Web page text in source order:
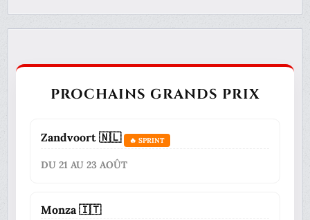
PROCHAINS GRANDS PRIX
Zandvoort 🇳🇱 🔥 SPRINT
DU 21 AU 23 AOÛT
Monza 🇮🇹